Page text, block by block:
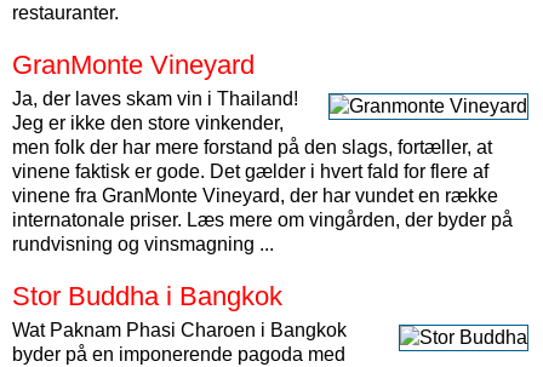
restauranter.
GranMonte Vineyard
Ja, der laves skam vin i Thailand!
Jeg er ikke den store vinkender,
men folk der har mere forstand på den slags, fortæller, at
vinene faktisk er gode. Det gælder i hvert fald for flere af
vinene fra GranMonte Vineyard, der har vundet en række
internatonale priser. Læs mere om vingården, der byder på
rundvisning og vinsmagning ...
Stor Buddha i Bangkok
Wat Paknam Phasi Charoen i Bangkok
byder på en imponerende pagoda med